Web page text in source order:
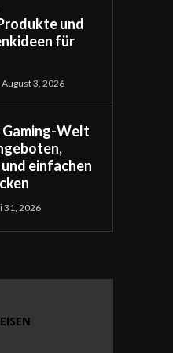
und
für
August 3, 2026
Welt
einfachen
31, 2026